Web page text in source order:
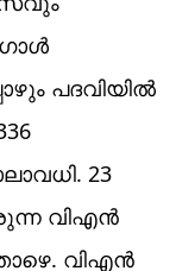
പദവിയിൽ
23
വിഎൻ
വിഎൻ